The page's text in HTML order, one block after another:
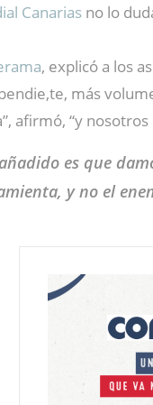
Canarias no lo
, explicó a los
más
afirmó, “y
es que
y no el